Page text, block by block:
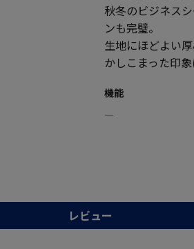
秋冬のビジネス
ンも完璧。
生地にほどよい
かしこまった印
機能
―
レビュー